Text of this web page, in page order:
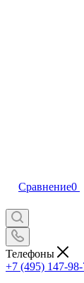
Сравнение0
Телефоны
+7 (495) 147-